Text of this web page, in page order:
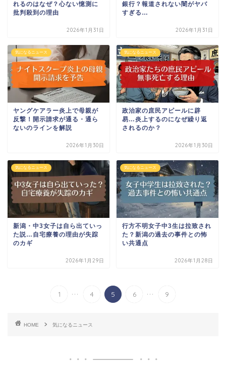
れるのはなぜ？心ない憶測に
批判殺到の理由
2026年1月31日
銀行？報道されない闇がヤバ
すぎる…
2026年1月31日
気になるニュース
ヤングケアラー炎上で母親が
反撃！開示請求が通る・通ら
ないのラインを解説
2026年1月30日
気になるニュース
政治家の庶民アピールに辟
易…炎上するのになぜ繰り返
されるのか？
2026年1月30日
気になるニュース
新潟・中3女子は自ら出ていっ
た説…自宅療養の理由が失踪
のカギ
2026年1月29日
気になるニュース
行方不明女子中3生は拉致され
た？新潟の過去の事件との怖
い共通点
2026年1月28日
1 ... 4 5 6 ... 9
HOME 気になるニュース